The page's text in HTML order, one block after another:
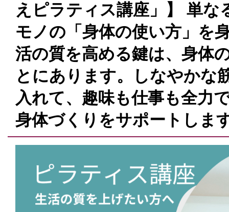
えピラティス講座」】 単な
モノの「身体の使い方」を
活の質を高める鍵は、身体
とにあります。しなやかな
入れて、趣味も仕事も全力
身体づくりをサポートしま